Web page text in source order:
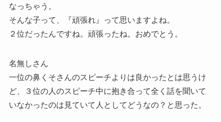
なっちゃう。
そんな子って、『頑張れ』って思いますよね。
２位だったんですね。頑張ったね。おめでとう。
名無しさん
一位の鼻くそさんのスピーチよりは良かったとは思うけ
ど、３位の人のスピーチ中に抱き合って全く話を聞いて
いなかったのは見ていて人としてどうなの？と思った。